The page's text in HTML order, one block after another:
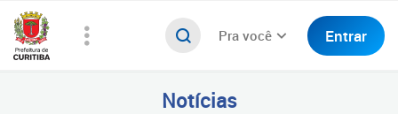
Pra você Entrar
Notícias